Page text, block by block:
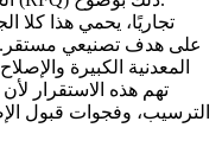
تجاريًا، يحمي هذا
تهم هذه الاستقرار
الترسيب، وفجوات قبول